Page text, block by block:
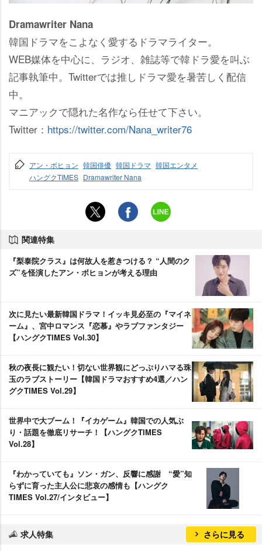
Dramawriter Nana
韓国ドラマをこよなく愛するドラマライター。
WEB媒体を中心に、ラジオ、雑誌等で韓ドラ愛を叫ぶ
記事執筆中。Twitterでは推しドラマ愛を暑苦しく配信
中。
マニアックで隠れた名作なら任せて下さい。
Twitter： https://twitter.com/Nana_writer76
アン・ボヒョン 韓国俳優 韓国ドラマ 韓国エンタメ
ハングクTIMES Dramawriter Nana
関連特集
『梨泰院クラス』は何故人を惹きつける？ “人間のク
ズ”を怪演したアン・ボヒョンが考える理由
次に見たい最新韓国ドラマ！イッキ見必至の『マイネ
ーム』、宮中ロマンス『恋慕』やラブファンタジー
【ハングクTIMES Vol.30】
秋の夜長に観たい！切ない世界観にどっぷりハマる珠
玉のラブストーリー【韓国ドラマおすすめ4選／ハン
グクTIMES Vol.29】
世界中で大ブーム！『イカゲーム』韓国での人気ぶ
り・話題を徹底リサーチ！【ハングクTIMES
Vol.28】
『わかっていても』ソン・ガン、反響に感謝 “愛”知
らずに育った主人公に悲哀の感情も【ハングク
TIMES Vol.27/インタビュー】
求人特集 さらに見る